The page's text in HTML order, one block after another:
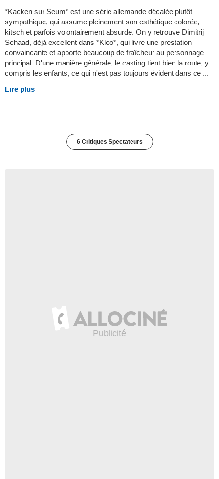
*Kacken sur Seum* est une série allemande décalée plutôt
sympathique, qui assume pleinement son esthétique colorée,
kitsch et parfois volontairement absurde. On y retrouve Dimitrij
Schaad, déjà excellent dans *Kleo*, qui livre une prestation
convaincante et apporte beaucoup de fraîcheur au personnage
principal. D'une manière générale, le casting tient bien la route, y
compris les enfants, ce qui n'est pas toujours évident dans ce ...
Lire plus
6 Critiques Spectateurs